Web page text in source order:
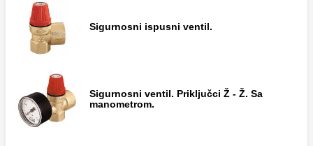
Sigurnosni ispusni ventil.
Sigurnosni ventil. Priključci Ž - Ž. Sa
manometrom.